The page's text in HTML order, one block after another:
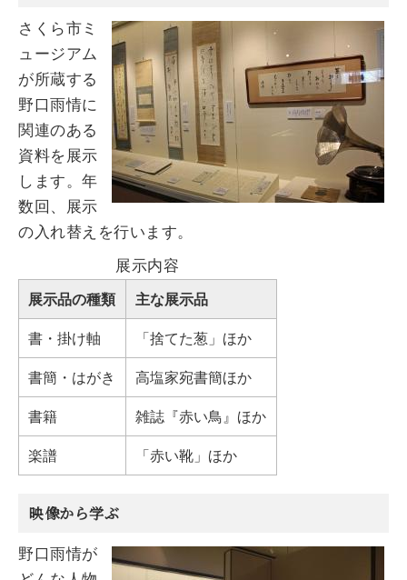
さくら市ミ
ュージアム
が所蔵する
野口雨情に
関連のある
資料を展示
します。年
数回、展示
の入れ替えを行います。
展示内容
展示品の種類 主な展示品
書・掛け軸 「捨てた葱」ほか
書簡・はがき 高塩家宛書簡ほか
書籍 雑誌『赤い鳥』ほか
楽譜 「赤い靴」ほか
映像から学ぶ
野口雨情が